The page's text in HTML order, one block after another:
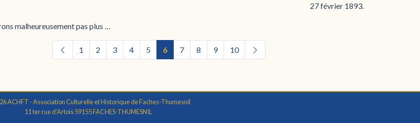
27 février 1893.
malheureusement pas plus …
1 2 3 4 5 6 7 8 9 10
ACHFT - Association Culturelle et Historique de Faches-Thumesnil
11 ter rue d'Artois 59155 FACHES-THUMESNIL